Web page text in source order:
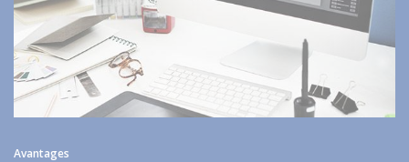
Avantages